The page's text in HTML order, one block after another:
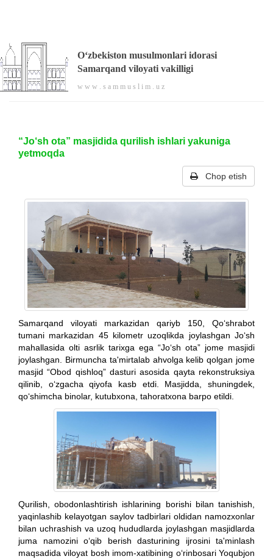
O‘zbekiston musulmonlari idorasi
Samarqand viloyati vakilligi
w w w . s a m m u s l i m . u z
“Jo‘sh ota” masjidida qurilish ishlari yakuniga
yetmoqda
Chop etish
Samarqand viloyati markazidan qariyb 150, Qo‘shrabot
tumani markazidan 45 kilometr uzoqlikda joylashgan Jo‘sh
mahallasida olti asrlik tarixga ega “Jo‘sh ota” jome masjidi
joylashgan. Birmuncha ta'mirtalab ahvolga kelib qolgan jome
masjid “Obod qishloq” dasturi asosida qayta rekonstruksiya
qilinib, o‘zgacha qiyofa kasb etdi. Masjidda, shuningdek,
qo‘shimcha binolar, kutubxona, tahoratxona barpo etildi.
Qurilish, obodonlashtirish ishlarining borishi bilan tanishish,
yaqinlashib kelayotgan saylov tadbirlari oldidan namozxonlar
bilan uchrashish va uzoq hududlarda joylashgan masjidlarda
juma namozini o‘qib berish dasturining ijrosini ta'minlash
maqsadida viloyat bosh imom-xatibining o‘rinbosari Yoqubjon